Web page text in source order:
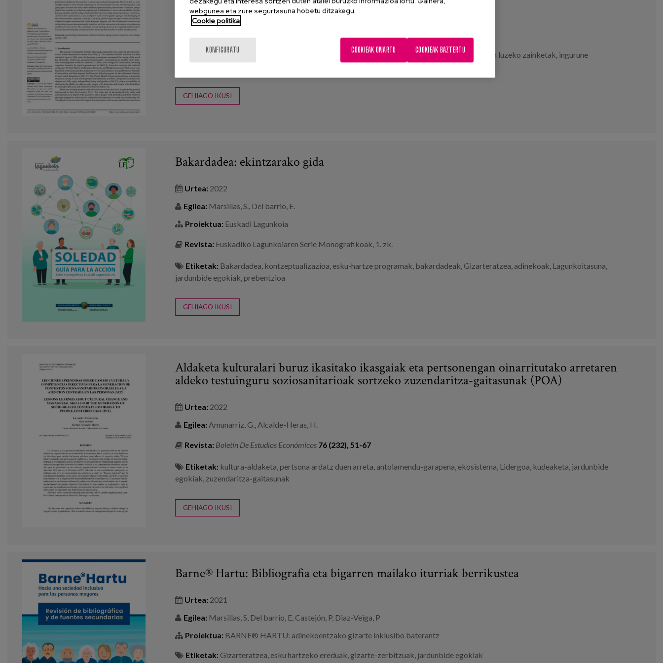
Egilea:Pozo Menéndez, E., Higueras García, E.
Etiketak: Lagunkoitasuna hiri lagunkoiak,Gizarteratzea,hiri-plangintza iraupen luzeko zainketak, ingurune
GEHIAGO IKUSI
Bakardadea: ekintzarako gida
Urtea: 2022
Egilea: Marsillas, S., Del barrio, E.
Proiektua: Euskadi Lagunkoia
Revista: Euskadiko Lagunkoiaren Serie Monografikoak, 1. zk.
Etiketak: Bakardadea kontzeptualizazioa esku-hartze programak bakardadeak Gizarteratzea adinekoak Lagunkoitasuna
jardunbide egokiak prebentzioa
GEHIAGO IKUSI
Aldaketa kulturalari buruz ikasitako ikasgaiak eta pertsonengan oinarritutako arretaren
aldeko testuinguru soziosanitarioak sortzeko zuzendaritza-gaitasunak (POA)
Urtea: 2022
Egilea: Amunarriz, G., Alcalde-Heras, H.
Revista: Boletín De Estudios Económicos 76 (232), 51-67
Etiketak: kultura-aldaketa,pertsona ardatz duen arreta, antolamendu-garapena, ekosistema, Lidergoa, kudeaketa, jardunbide
egokiak, zuzendaritza-gaitasunak
GEHIAGO IKUSI
Barne® Hartu: Bibliografia eta bigarren mailako iturriak berrikustea
Urtea: 2021
Egilea: Marsillas, S, Del barrio, E, Castejón, P, Diaz-Veiga, P
Proiektua: BARNE® HARTU: adinekoentzako gizarte inklusibo baterantz
Etiketak: Gizarteratzea, esku hartzeko ereduak, gizarte-zerbitzuak, jardunbide egokiak
webgunea eta zure segurtasuna hobetu ditzakegu.
Cookie politika
KONFIGURATU COOKIEAK BAZTERTU
COOKIEAK ONARTU